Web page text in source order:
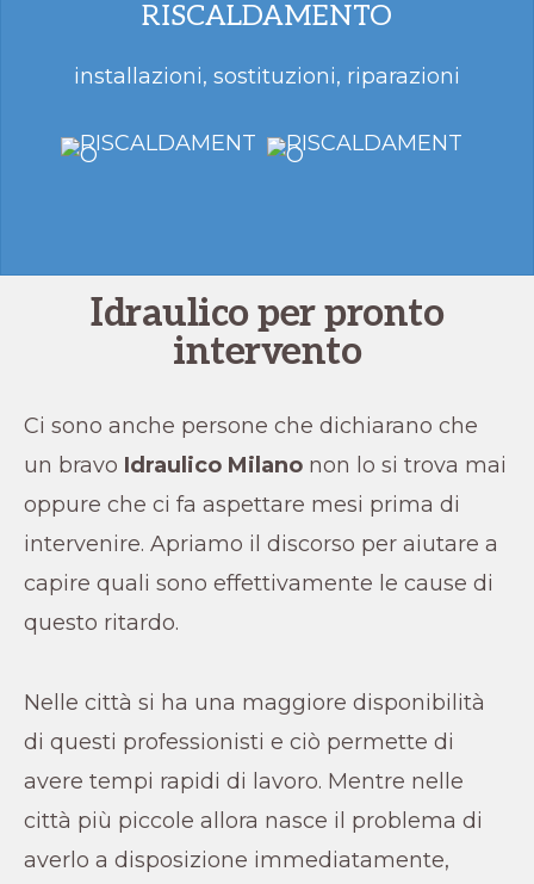
RISCALDAMENTO
installazioni, sostituzioni, riparazioni
Idraulico per pronto
intervento
Ci sono anche persone che dichiarano che
un bravo Idraulico Milanonon lo si trova mai
oppure che ci fa aspettare mesi prima di
intervenire. Apriamo il discorso per aiutare a
capire quali sono effettivamente le cause di
questo ritardo.
Nelle città si ha una maggiore disponibilità
di questi professionisti e ciò permette di
avere tempi rapidi di lavoro. Mentre nelle
città più piccole allora nasce il problema di
averlo a disposizione immediatamente,